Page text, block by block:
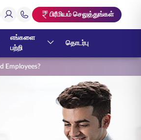
பிரீமியம் செலுத்துங்கள்
எங்களை
பற்றி
தொடர்பு
Employees?